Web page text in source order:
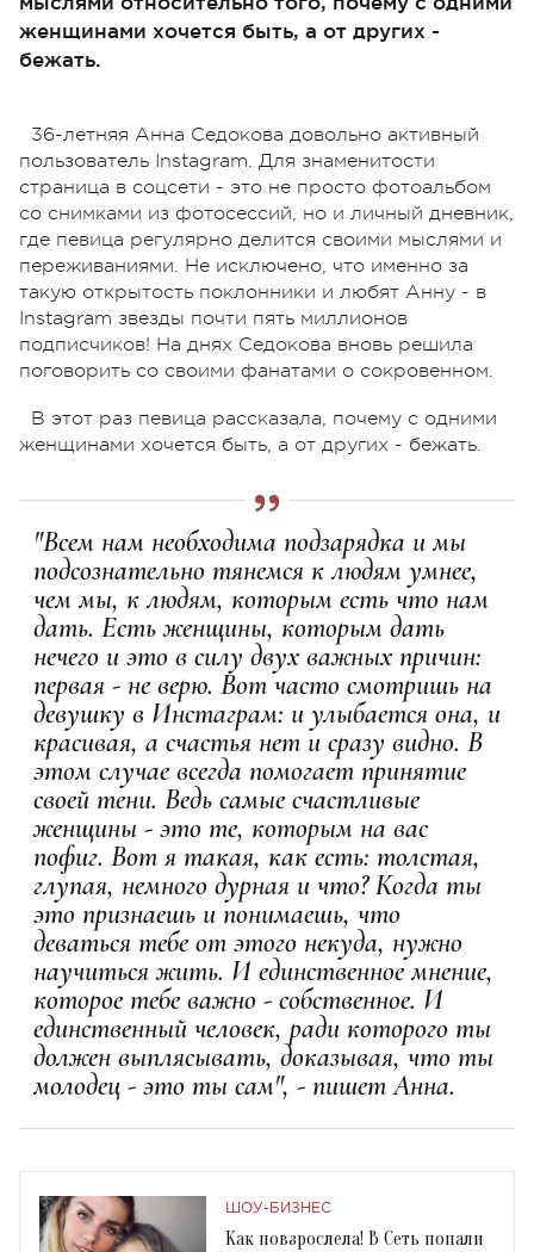
женщинами хочется быть, а от других -
бежать.
36-летняя Анна Седокова довольно активный
пользователь Instagram. Для знаменитости
страница в соцсети - это не просто фотоальбом
со снимками из фотосессий, но и личный дневник,
где певица регулярно делится своими мыслями и
переживаниями. Не исключено, что именно за
такую открытость поклонники и любят Анну - в
Instagram звезды почти пять миллионов
подписчиков! На днях Седокова вновь решила
поговорить со своими фанатами о сокровенном.
В этот раз певица рассказала, почему с одними
женщинами хочется быть, а от других - бежать.
"Всем нам необходима подзарядка и мы
подсознательно тянемся к людям умнее,
чем мы, к людям, которым есть что нам
дать. Есть женщины, которым дать
нечего и это в силу двух важных причин:
первая - не верю. Вот часто смотришь на
девушку в Инстаграм: и улыбается она, и
красивая, а счастья нет и сразу видно. В
этом случае всегда помогает принятие
своей тени. Ведь самые счастливые
женщины - это те, которым на вас
пофиг. Вот я такая, как есть: толстая,
глупая, немного дурная и что? Когда ты
это признаешь и понимаешь, что
деваться тебе от этого некуда, нужно
научиться жить. И единственное мнение,
которое тебе важно - собственное. И
единственный человек, ради которого ты
должен выплясывать, доказывая, что ты
молодец - это ты сам", - пишет Анна.
ШОУ-БИЗНЕС
Как повзрослела! В Сеть попали